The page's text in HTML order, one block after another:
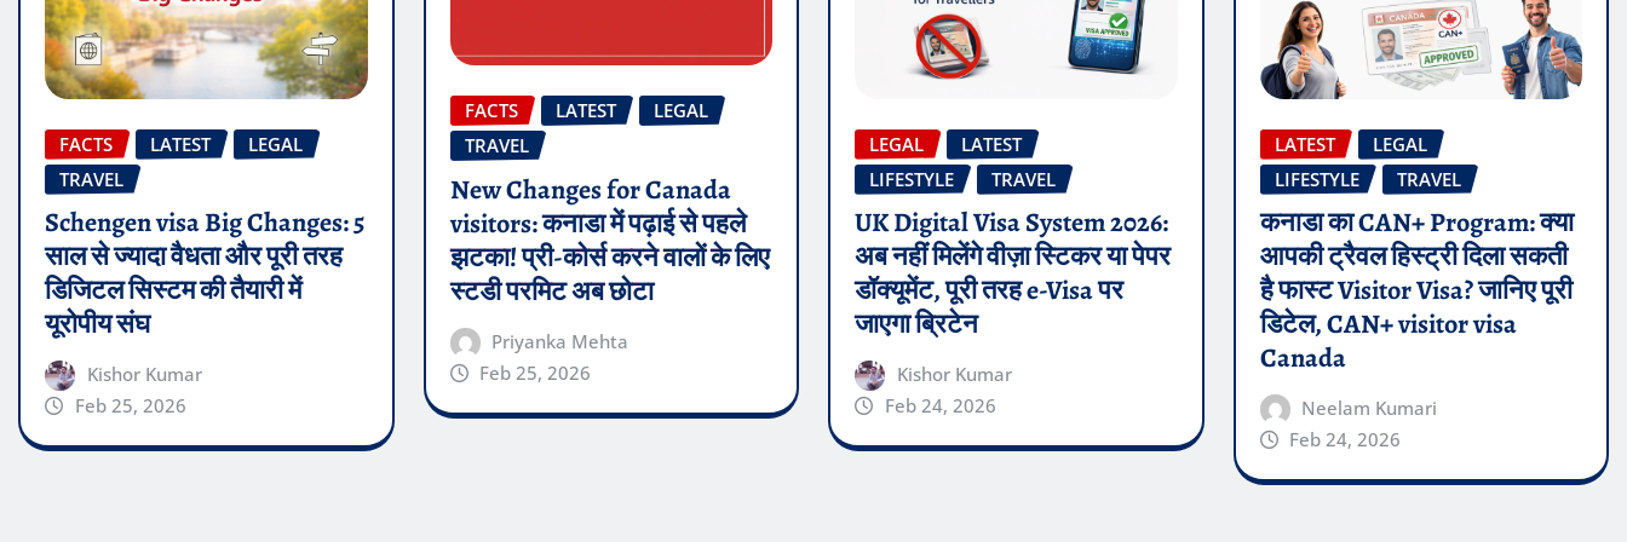
FACTS LATEST
LEGAL
TRAVEL
Schengen visa Big Changes: 5
साल से ज्यादा वैधता और पूरी तरह
डिजिटल सिस्टम की तैयारी में
यूरोपीय संघ
Kishor Kumar
Feb 25, 2026
FACTS LATEST
LEGAL
TRAVEL
New Changes for Canada
visitors: कनाडा में पढ़ाई से पहले
झटका! प्री-कोर्स करने वालों के लिए
स्टडी परमिट अब छोटा
Priyanka Mehta
Feb 25, 2026
LEGAL
LATEST
LIFESTYLE
TRAVEL
UK Digital Visa System 2026:
अब नहीं मिलेंगे वीज़ा स्टिकर या पेपर
डॉक्यूमेंट, पूरी तरह e-Visa पर
जाएगा ब्रिटेन
Kishor Kumar
Feb 24, 2026
LATEST
LEGAL
LIFESTYLE
TRAVEL
कनाडा का CAN+ Program: क्या
आपकी ट्रैवल हिस्ट्री दिला सकती
है फास्ट Visitor Visa? जानिए पूरी
डिटेल, CAN+ visitor visa
Canada
Neelam Kumari
Feb 24, 2026